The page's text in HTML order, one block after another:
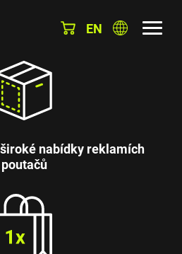
EN
nabídky reklamích
poutačů